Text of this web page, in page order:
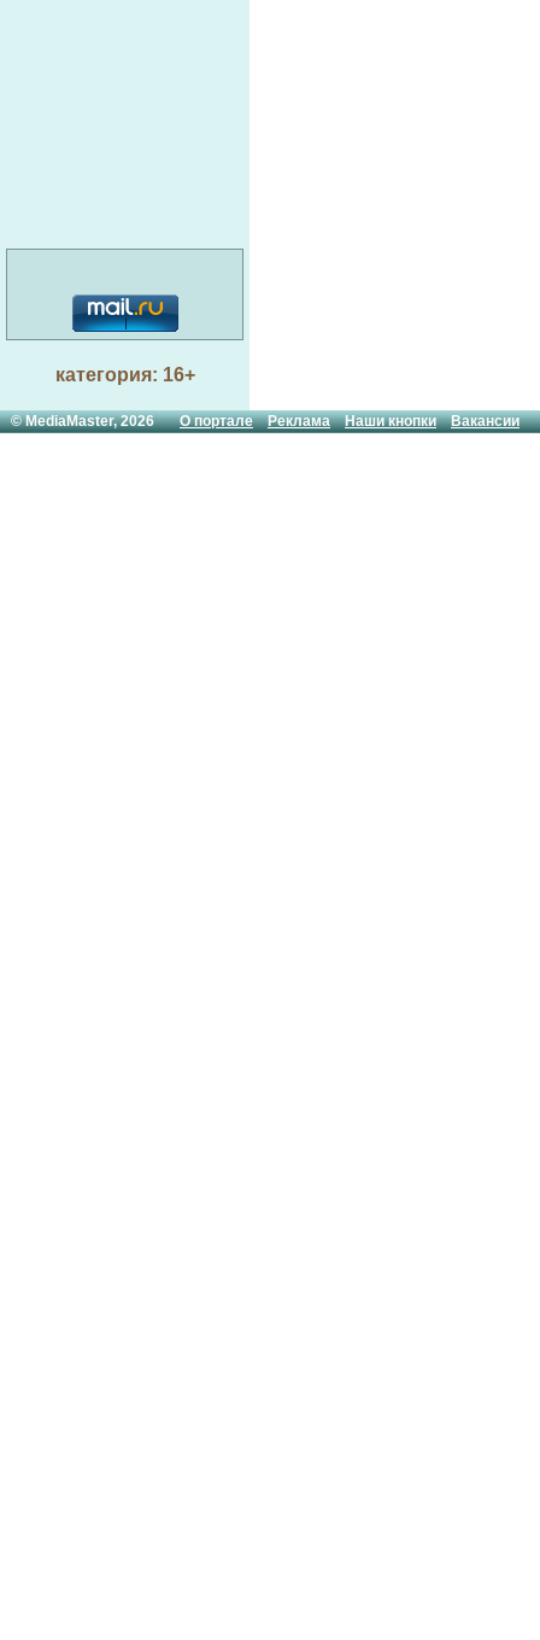
категория: 16+
© MediaMaster, 2026О портале Реклама Наши кнопки Вакансии